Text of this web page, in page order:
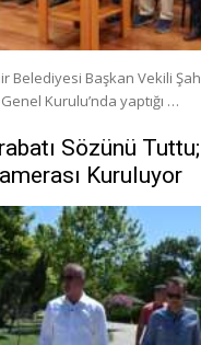
Belediyesi Başkan Vekili
Kurulu’nda yaptığı …
Sözünü
Kuruluyor